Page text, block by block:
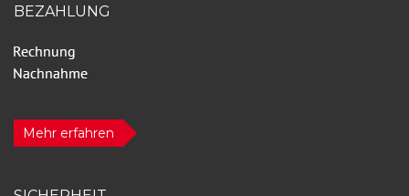
BEZAHLUNG
Mehr erfahren